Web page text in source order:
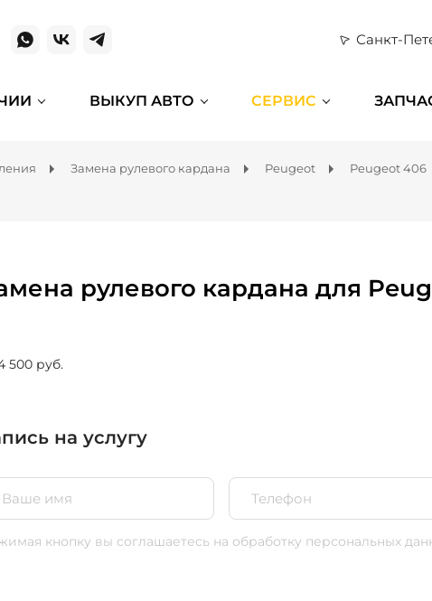
Санкт-
ВЫКУП АВТО СЕРВИС
Замена рулевого кардана Peugeot Peugeot 406
рулевого кардана для
500 руб.
на услугу
кнопку вы соглашаетесь на обработку персональных